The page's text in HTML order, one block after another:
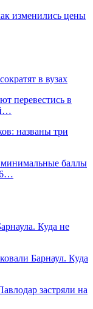
изменились цены
в вузах
перевестись в
названы три
баллы
Куда не
Барнаул. Куда
застряли на